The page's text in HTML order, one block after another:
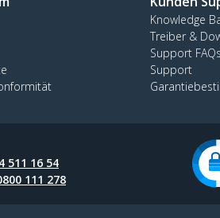
Knowledge
Treiber &
Support FAQs
Support
511 16 54
111 278